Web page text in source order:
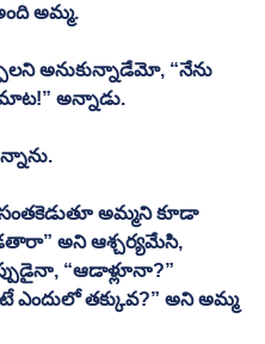
అమ్మ.
అనుకున్నాడేమో, “నేను
మాట!” అన్నాడు.
అమ్మని కూడా
అని ఆశ్చర్యమేసి,
“ఆడాళ్లూనా?”
ఎందులో తక్కువ?” అని అమ్మ